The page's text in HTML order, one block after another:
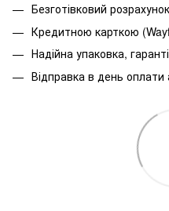
Безготівковий розрахунок
Кредитною карткою
Надійна упаковка,
Відправка в день